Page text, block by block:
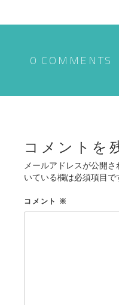
ナ
シ
0 COMMENTS
コメントを
メールアドレスが公開さ
いている欄は必須項目で
コメント ※